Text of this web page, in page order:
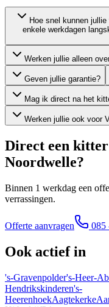
Hoe snel kunnen
enkele werkdagen
Werken jullie alleen
Geven jullie garantie?
Mag ik direct na het
Werken jullie ook voor
Direct een
Noordwelle?
Binnen 1 werkdag een
verrassingen.
Offerte aanvragen 085
Ook actief in
's-Gravenpolder's-Heer-
Hendrikskinderen's-
HeerenhoekAagtekerke